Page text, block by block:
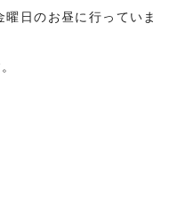
日のお昼に行っていま